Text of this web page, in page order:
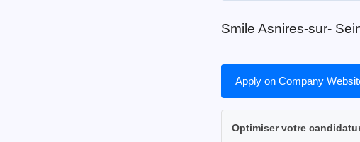
Smile Asnires-sur-
Apply on Company
Optimiser votre